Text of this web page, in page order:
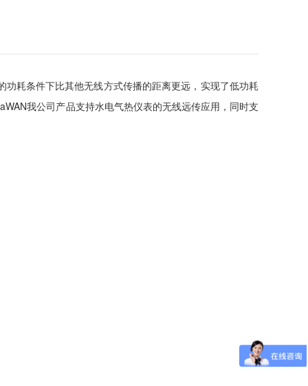
耗条件下比其他无线方式传播的距离更远，实现了低功耗
我公司产品支持水电气热仪表的无线远传应用，同时支